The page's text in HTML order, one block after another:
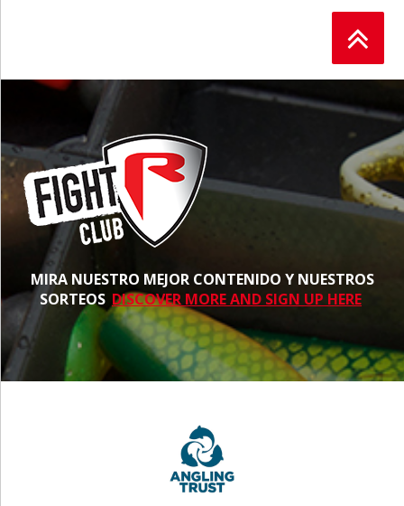
MIRA NUESTRO MEJOR CONTENIDO Y NUESTROS
SORTEOS DISCOVER MORE AND SIGN UP HERE